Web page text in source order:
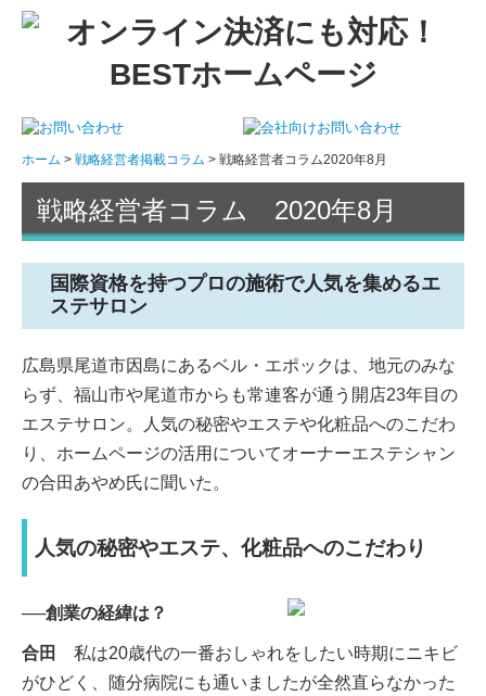
ホーム 戦略経営者掲載コラム 戦略経営者コラム2020年8月
戦略経営者コラム 2020年8月
国際資格を持つプロの施術で人気を集めるエ
ステサロン
広島県尾道市因島にあるベル・エポックは、地元のみな
らず、福山市や尾道市からも常連客が通う開店23年目の
エステサロン。人気の秘密やエステや化粧品へのこだわ
り、ホームページの活用についてオーナーエステシャン
の合田あやめ氏に聞いた。
人気の秘密やエステ、化粧品へのこだわり
──創業の経緯は？
合田
私は20歳代の一番おしゃれをしたい時期にニキビ
がひどく、随分病院にも通いましたが全然直らなかった